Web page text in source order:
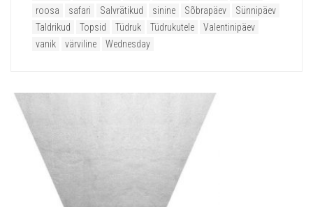
roosa
safari Salvrätikud sinine Sõbrapäev
Sünnipäev
Taldrikud
Topsid Tüdruk Tüdrukutele
Valentinipäev
vanik
värviline Wednesday